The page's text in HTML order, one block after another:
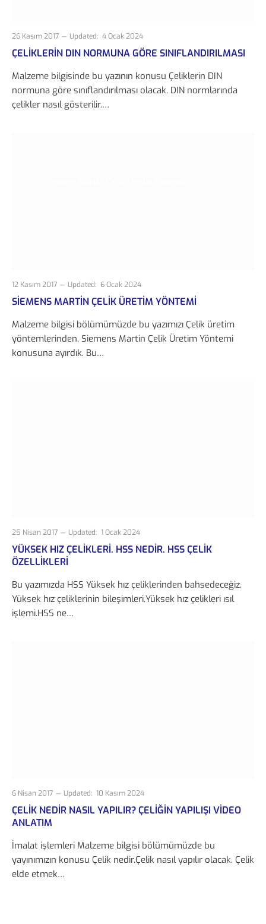
26 Kasım 2017 Updated: 4 Ocak 2024
ÇELIKLERIN DIN NORMUNA GÖRE SINIFLANDIRILMASI
Malzeme bilgisinde bu yazının konusu Çeliklerin DIN
normuna göre sınıflandırılması olacak. DIN normlarında
çelikler nasıl gösterilir.…
12 Kasım 2017 Updated: 6 Ocak 2024
SIEMENS MARTIN ÇELIK ÜRETIM YÖNTEMI
Malzeme bilgisi bölümümüzde bu yazımızı Çelik üretim
yöntemlerinden, Siemens Martin Çelik Üretim Yöntemi
konusuna ayırdık. Bu…
25 Nisan 2017 Updated: 1 Ocak 2024
YÜKSEK HIZ ÇELIKLERI. HSS NEDIR. HSS ÇELIK
ÖZELLIKLERI
Bu yazımızda HSS Yüksek hız çeliklerinden bahsedeceğiz.
Yüksek hız çeliklerinin bileşimleri.Yüksek hız çelikleri ısıl
işlemi.HSS ne…
6 Nisan 2017 Updated: 10 Kasım 2024
ÇELIK NEDIR NASIL YAPILIR? ÇELIĞIN YAPILIŞI VIDEO
ANLATIM
İmalat işlemleri Malzeme bilgisi bölümümüzde bu
yayınımızın konusu Çelik nedir.Çelik nasıl yapılır olacak. Çelik
elde etmek…